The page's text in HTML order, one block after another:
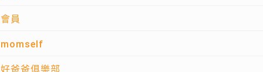
會員
momself
好爸爸俱樂部